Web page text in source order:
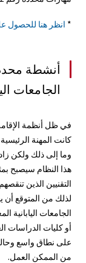
* انظر هنا للحصول
الجامعات
في ظل أنظمة
كانت المهنة
وما إلى ذلك ولكن
هذا النظام سيصبح
التقنيين الذين
لذلك من المتوقع أن
الجامعات اليابانية
أو كليات الدراسات
من الممكن العمل.